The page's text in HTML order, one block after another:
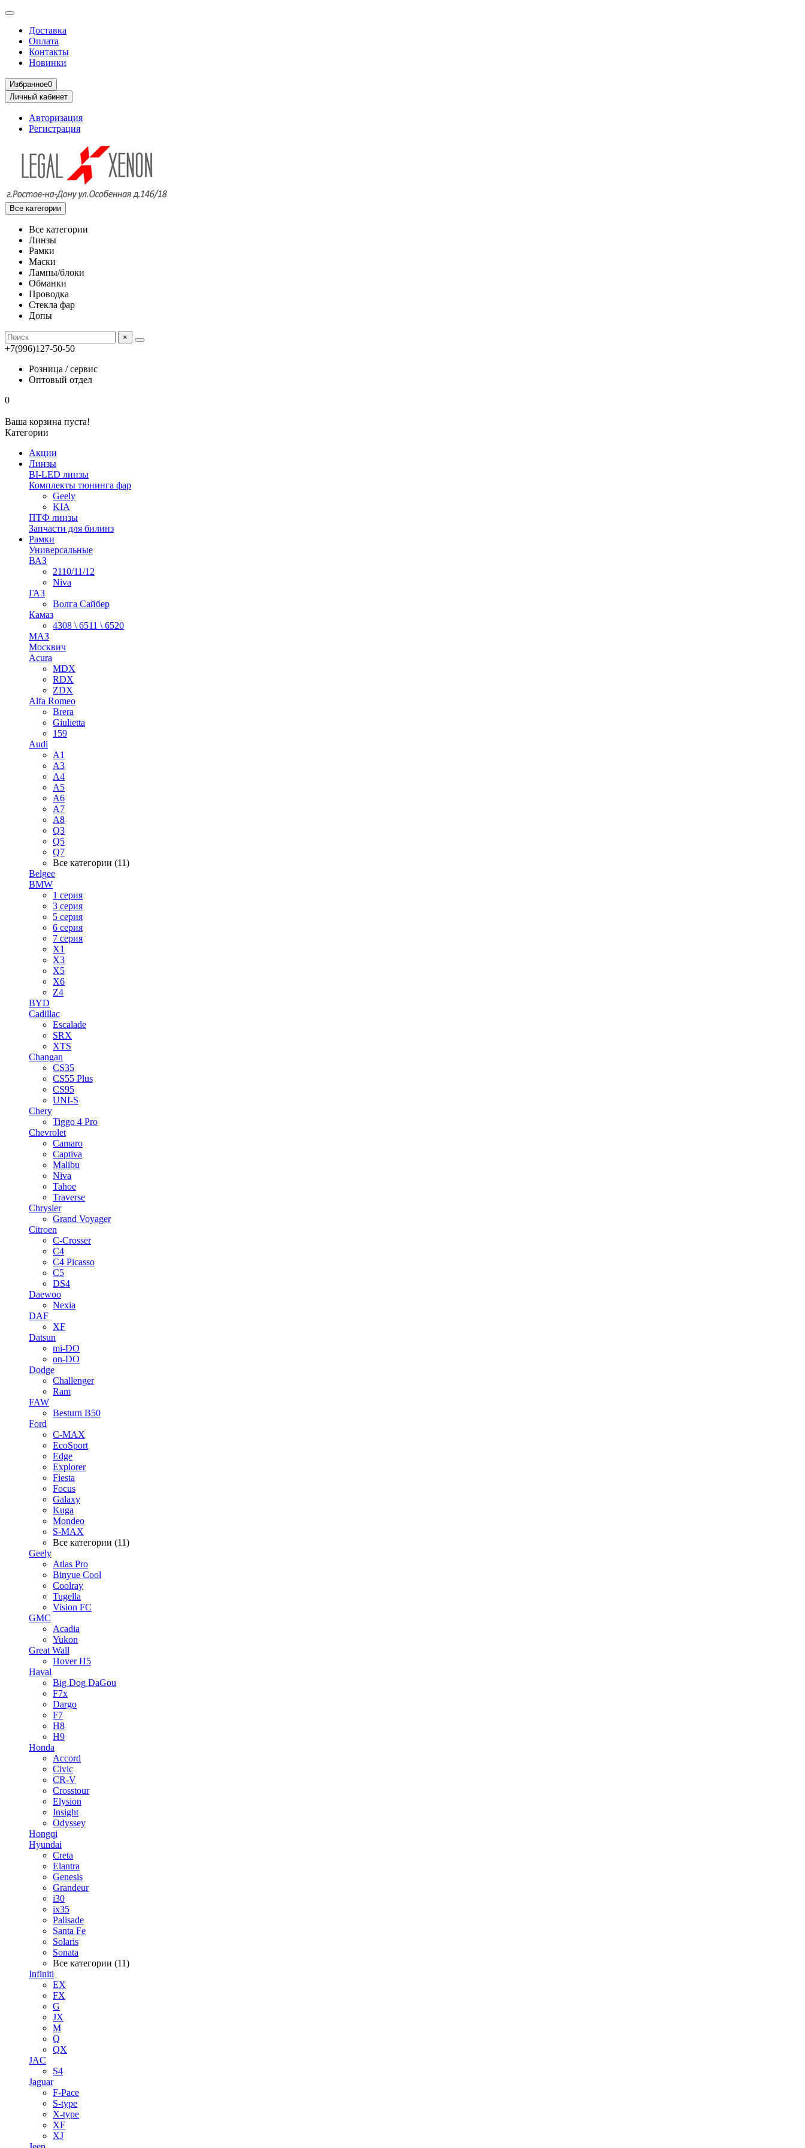
Доставка
Оплата
Контакты
Новинки
Избранное0
Личный кабинет
Авторизация
Регистрация
Все категории
Все категории
Линзы
Рамки
Маски
Лампы/блоки
Обманки
Проводка
Стекла фар
Допы
×
+7(996)127-50-50
Розница / сервис
Оптовый отдел
0
Ваша корзина пуста!
Категории
Акции
Линзы
BI-LED линзы
Комплекты тюнинга фар
Geely
KIA
ПТФ линзы
Запчасти для билинз
Рамки
Универсальные
ВАЗ
2110/11/12
Niva
ГАЗ
Волга Сайбер
Камаз
4308 \ 6511 \ 6520
МАЗ
Москвич
Acura
MDX
RDX
ZDX
Alfa Romeo
Brera
Giulietta
159
Audi
A1
A3
A4
A5
A6
A7
A8
Q3
Q5
Q7
Все категории (11)
Belgee
BMW
1 серия
3 серия
5 серия
6 серия
7 серия
X1
X3
X5
X6
Z4
BYD
Cadillac
Escalade
SRX
XTS
Changan
CS35
CS55 Plus
CS95
UNI-S
Chery
Tiggo 4 Pro
Chevrolet
Camaro
Captiva
Malibu
Niva
Tahoe
Traverse
Chrysler
Grand Voyager
Citroen
C-Crosser
C4
C4 Picasso
C5
DS4
Daewoo
Nexia
DAF
XF
Datsun
mi-DO
on-DO
Dodge
Challenger
Ram
FAW
Besturn B50
Ford
C-MAX
EcoSport
Edge
Explorer
Fiesta
Focus
Galaxy
Kuga
Mondeo
S-MAX
Все категории (11)
Geely
Atlas Pro
Binyue Cool
Coolray
Tugella
Vision FC
GMC
Acadia
Yukon
Great Wall
Hover H5
Haval
Big Dog DaGou
F7x
Dargo
F7
H8
H9
Honda
Accord
Civic
CR-V
Crosstour
Elysion
Insight
Odyssey
Hongqi
Hyundai
Creta
Elantra
Genesis
Grandeur
i30
ix35
Palisade
Santa Fe
Solaris
Sonata
Все категории (11)
Infiniti
EX
FX
G
JX
M
Q
QX
JAC
S4
Jaguar
F-Pace
S-type
X-type
XF
XJ